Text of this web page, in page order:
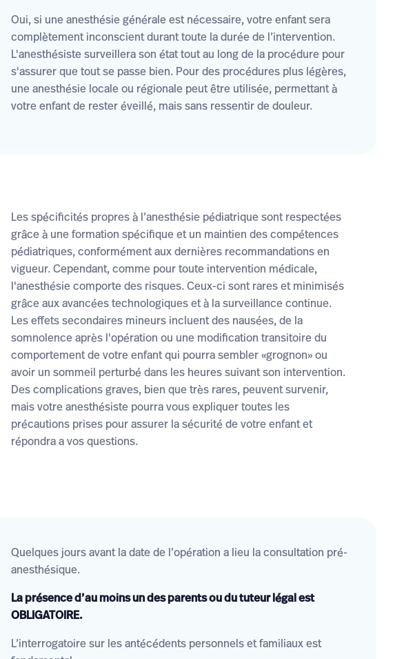
Oui, si une anesthésie générale est nécessaire, votre enfant sera
complètement inconscient durant toute la durée de l’intervention.
L'anesthésiste surveillera son état tout au long de la procédure pour
s'assurer que tout se passe bien. Pour des procédures plus légères,
une anesthésie locale ou régionale peut être utilisée, permettant à
votre enfant de rester éveillé, mais sans ressentir de douleur.
Les spécificités propres à l’anesthésie pédiatrique sont respectées
grâce à une formation spécifique et un maintien des compétences
pédiatriques, conformément aux dernières recommandations en
vigueur. Cependant, comme pour toute intervention médicale,
l'anesthésie comporte des risques. Ceux-ci sont rares et minimisés
grâce aux avancées technologiques et à la surveillance continue.
Les effets secondaires mineurs incluent des nausées, de la
somnolence après l'opération ou une modification transitoire du
comportement de votre enfant qui pourra sembler «grognon» ou
avoir un sommeil perturbé dans les heures suivant son intervention.
Des complications graves, bien que très rares, peuvent survenir,
mais votre anesthésiste pourra vous expliquer toutes les
précautions prises pour assurer la sécurité de votre enfant et
répondra a vos questions.
Quelques jours avant la date de l’opération a lieu la consultation pré-
anesthésique.
La présence d’au moins un des parents ou du tuteur légal est
OBLIGATOIRE.
L’interrogatoire sur les antécédents personnels et familiaux est